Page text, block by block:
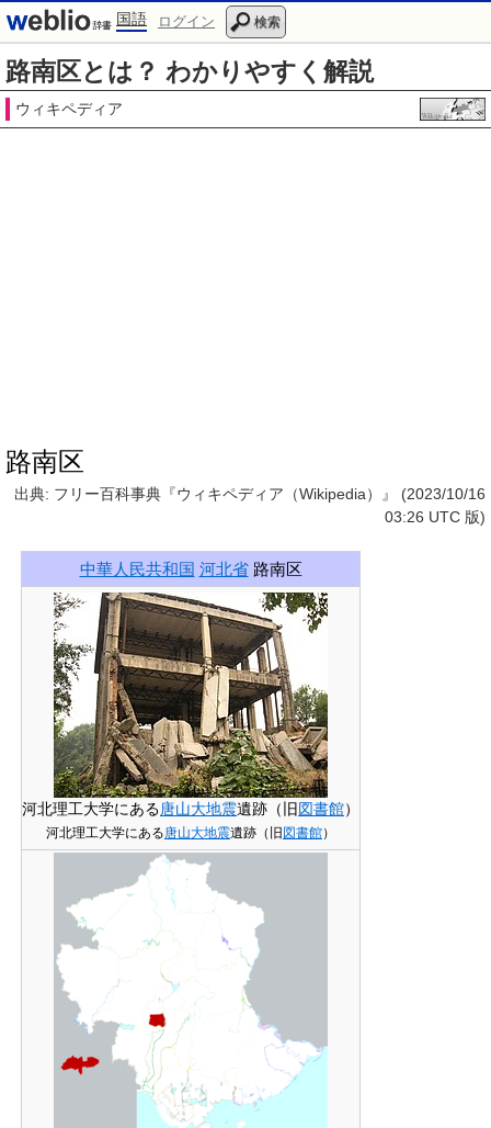
国語 ログイン 検索
路南区とは？ わかりやすく解説
ウィキペディア
路南区
出典: フリー百科事典『ウィキペディア（Wikipedia）』 (2023/10/16
03:26 UTC 版)
中華人民共和国 河北省 路南区
河北理工大学にある唐山大地震遺跡（旧図書館）
河北理工大学にある唐山大地震遺跡（旧図書館）